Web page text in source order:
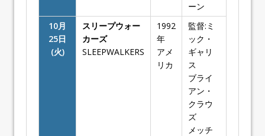
ーン
10月
25日
(火)
スリープウォー
カーズ
SLEEPWALKERS
1992
年
アメ
リカ
監督:ミ
ック・
ギャリ
ス
ブライ
アン・
クラウ
ズ
メッチ